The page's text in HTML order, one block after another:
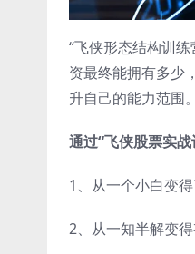
“飞侠形态结构训
资最终能拥有多少
升自己的能力范围。
通过“飞侠股票实战
1、从一个小白变
2、从一知半解变